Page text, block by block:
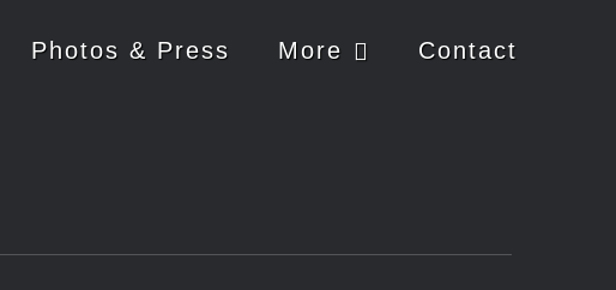
Photos & Press More Contact